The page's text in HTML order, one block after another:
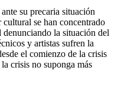
su precaria situación
cultural se han concentrado
denunciando la situación del
y artistas sufren la
el comienzo de la crisis
crisis no suponga más